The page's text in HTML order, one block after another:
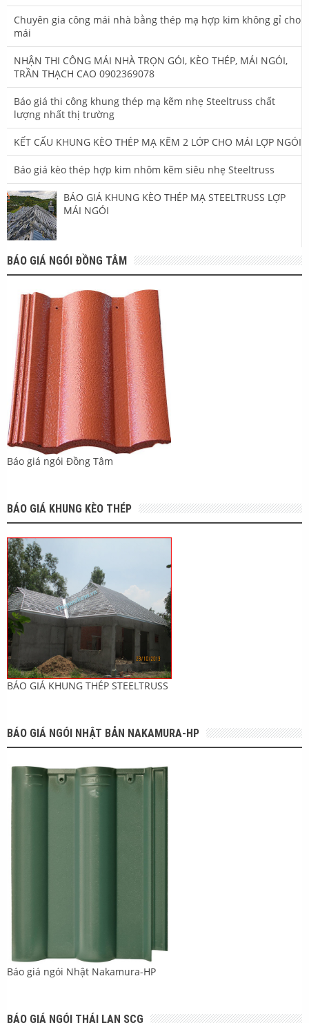
Chuyên gia công mái nhà bằng thép mạ hợp kim không gỉ cho
mái
NHẬN THI CÔNG MÁI NHÀ TRỌN GÓI, KÈO THÉP, MÁI NGÓI,
TRẦN THẠCH CAO 0902369078
Báo giá thi công khung thép mạ kẽm nhẹ Steeltruss chất
lượng nhất thị trường
KẾT CẤU KHUNG KÈO THÉP MẠ KẼM 2 LỚP CHO MÁI LỢP NGÓI
Báo giá kèo thép hợp kim nhôm kẽm siêu nhẹ Steeltruss
BÁO GIÁ KHUNG KÈO THÉP MẠ STEELTRUSS LỢP
MÁI NGÓI
BÁO GIÁ NGÓI ĐỒNG TÂM
Báo giá ngói Đồng Tâm
BÁO GIÁ KHUNG KÈO THÉP
BÁO GIÁ KHUNG THÉP STEELTRUSS
BÁO GIÁ NGÓI NHẬT BẢN NAKAMURA-HP
Báo giá ngói Nhật Nakamura-HP
BÁO GIÁ NGÓI THÁI LAN SCG